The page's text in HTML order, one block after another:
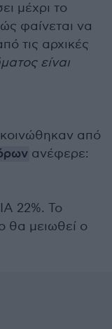
μέχρι το
φαίνεται να
τις αρχικές
είναι
από
ανέφερε:
22%. Το
θα μειωθεί ο